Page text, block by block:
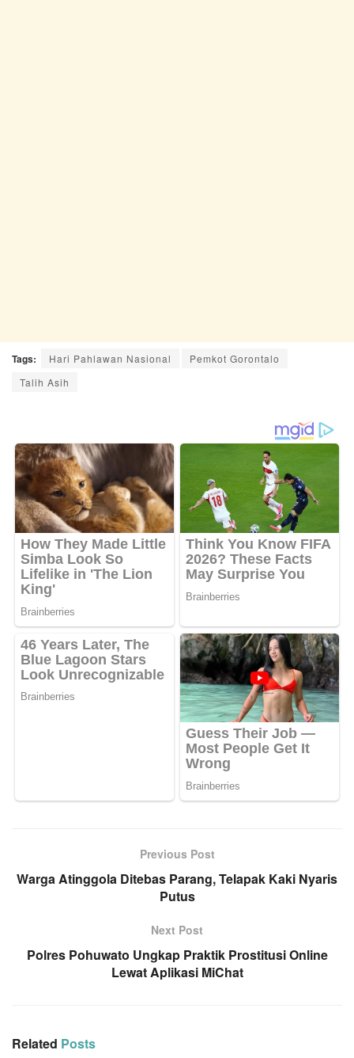
Tags: Hari Pahlawan Nasional
Pemkot Gorontalo
Talih Asih
Previous Post
Warga Atinggola Ditebas Parang, Telapak Kaki Nyaris
Putus
Next Post
Polres Pohuwato Ungkap Praktik Prostitusi Online
Lewat Aplikasi MiChat
Related Posts